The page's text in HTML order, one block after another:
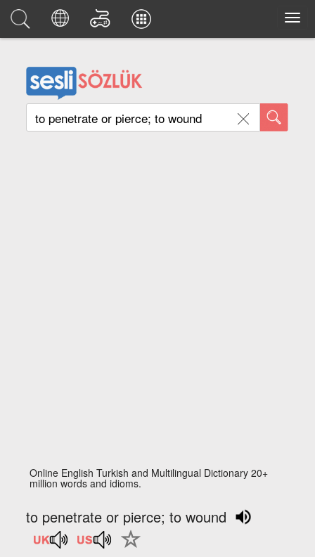
Online English Turkish and Multilingual Dictionary 20+
million words and idioms.
to penetrate or pierce; to wound